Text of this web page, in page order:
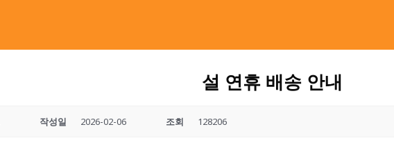
설 연휴 배송 안내
작성일 2026-02-06 조회 128206